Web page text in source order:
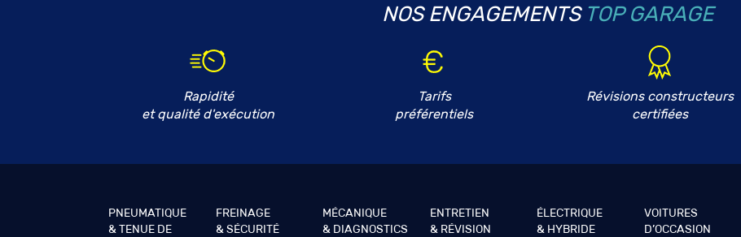
NOS ENGAGEMENTS TOP GARAGE
Rapidité
et qualité d'exécution
Tarifs
préférentiels
Révisions constructeurs
certifiées
PNEUMATIQUE
& TENUE DE
FREINAGE
& SÉCURITÉ
MÉCANIQUE
& DIAGNOSTICS
ENTRETIEN
& RÉVISION
ÉLECTRIQUE
& HYBRIDE
VOITURES
D’OCCASION